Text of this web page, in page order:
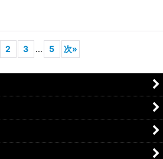
2 3 ... 5 次»